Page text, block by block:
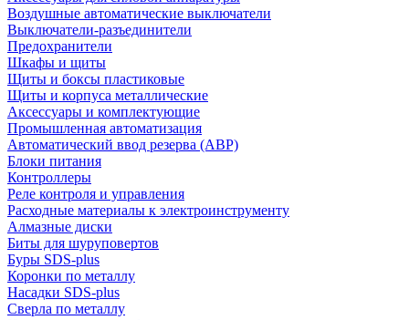
Воздушные автоматические выключатели
Выключатели-разъединители
Предохранители
Шкафы и щиты
Щиты и боксы пластиковые
Щиты и корпуса металлические
Аксессуары и комплектующие
Промышленная автоматизация
Автоматический ввод резерва (АВР)
Блоки питания
Контроллеры
Реле контроля и управления
Расходные материалы к электроинструменту
Алмазные диски
Биты для шуруповертов
Буры SDS-plus
Коронки по металлу
Насадки SDS-plus
Сверла по металлу